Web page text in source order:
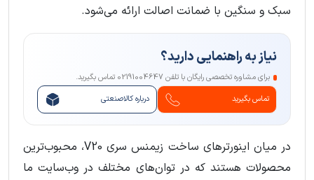
سبک و سنگین با ضمانت اصالت ارائه می‌شود.
نیاز به راهنمایی دارید؟
برای مشاوره تخصصی رایگان با تلفن 02191004647 تماس بگیرید.
تماس بگیرید
درباره کالاصنعتی
در میان اینورترهای ساخت زیمنس سری V20، محبوب‌ترین
محصولات هستند که در توان‌های مختلف در وب‌سایت ما